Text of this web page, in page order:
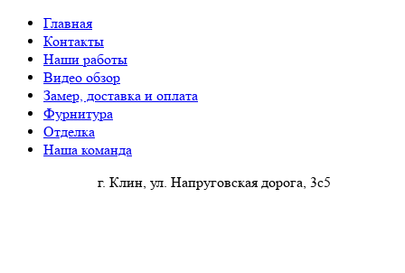
Главная
Контакты
Наши работы
Видео обзор
Замер, доставка и оплата
Фурнитура
Отделка
Наша команда
г. Клин, ул. Напруговская дорога, 3с5